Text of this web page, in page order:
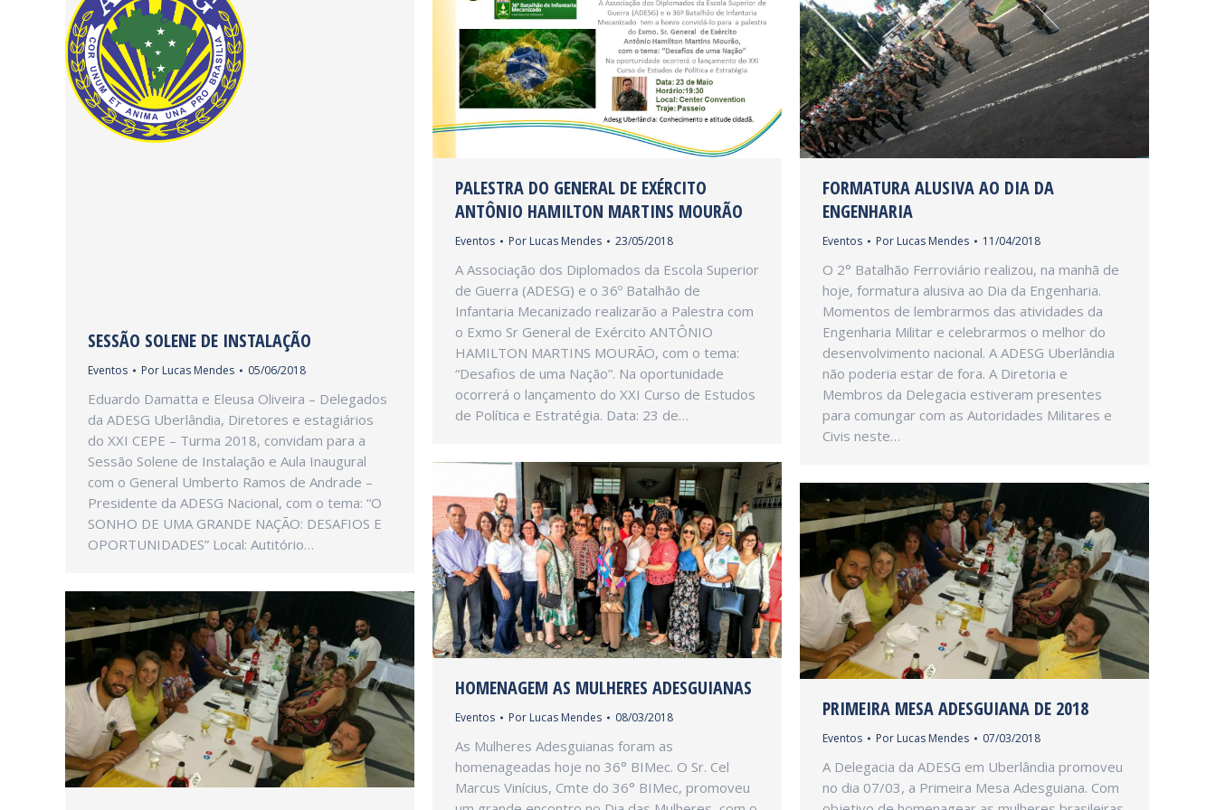
SESSÃO SOLENE DE INSTALAÇÃO
Eventos Por Lucas Mendes 05/06/2018
Eduardo Damatta e Eleusa Oliveira – Delegados
da ADESG Uberlândia, Diretores e estagiários
do XXI CEPE – Turma 2018, convidam para a
Sessão Solene de Instalação e Aula Inaugural
com o General Umberto Ramos de Andrade –
Presidente da ADESG Nacional, com o tema: “O
SONHO DE UMA GRANDE NAÇÃO: DESAFIOS E
OPORTUNIDADES” Local: Autitório…
PALESTRA DO GENERAL DE EXÉRCITO
ANTÔNIO HAMILTON MARTINS MOURÃO
Eventos Por Lucas Mendes 23/05/2018
A Associação dos Diplomados da Escola Superior
de Guerra (ADESG) e o 36º Batalhão de
Infantaria Mecanizado realizarão a Palestra com
o Exmo Sr General de Exército ANTÔNIO
HAMILTON MARTINS MOURÃO, com o tema:
“Desafios de uma Nação”. Na oportunidade
ocorrerá o lançamento do XXI Curso de Estudos
de Política e Estratégia. Data: 23 de…
FORMATURA ALUSIVA AO DIA DA
ENGENHARIA
Eventos Por Lucas Mendes 11/04/2018
O 2° Batalhão Ferroviário realizou, na manhã de
hoje, formatura alusiva ao Dia da Engenharia.
Momentos de lembrarmos das atividades da
Engenharia Militar e celebrarmos o melhor do
desenvolvimento nacional. A ADESG Uberlândia
não poderia estar de fora. A Diretoria e
Membros da Delegacia estiveram presentes
para comungar com as Autoridades Militares e
Civis neste…
HOMENAGEM AS MULHERES ADESGUIANAS
Eventos Por Lucas Mendes 08/03/2018
As Mulheres Adesguianas foram as
homenageadas hoje no 36° BIMec. O Sr. Cel
Marcus Vinícius, Cmte do 36° BIMec, promoveu
PRIMEIRA MESA ADESGUIANA DE 2018
Eventos Por Lucas Mendes 07/03/2018
A Delegacia da ADESG em Uberlândia promoveu
no dia 07/03, a Primeira Mesa Adesguiana. Com